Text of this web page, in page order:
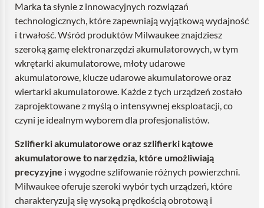
Marka ta słynie z innowacyjnych rozwiązań
technologicznych, które zapewniają wyjątkową wydajność
i trwałość. Wśród produktów Milwaukee znajdziesz
szeroką gamę elektronarzędzi akumulatorowych, w tym
wkrętarki akumulatorowe, młoty udarowe
akumulatorowe, klucze udarowe akumulatorowe oraz
wiertarki akumulatorowe. Każde z tych urządzeń zostało
zaprojektowane z myślą o intensywnej eksploatacji, co
czyni je idealnym wyborem dla profesjonalistów.
Szlifierki akumulatorowe oraz szlifierki kątowe
akumulatorowe to narzędzia, które umożliwiają
precyzyjne i wygodne szlifowanie różnych powierzchni.
Milwaukee oferuje szeroki wybór tych urządzeń, które
charakteryzują się wysoką prędkością obrotową i